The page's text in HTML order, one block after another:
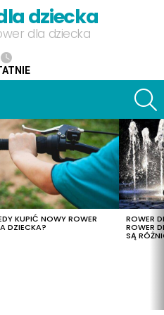
dziecka
dla dziecka
KUPIĆ NOWY ROWER
DZIECKA?
ROWER
ROWER
SĄ